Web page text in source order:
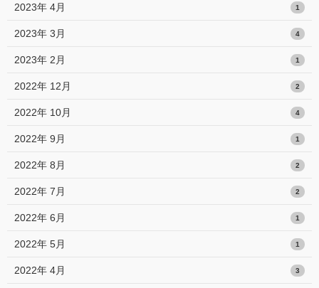
2023年 4月 1
2023年 3月 4
2023年 2月 1
2022年 12月 2
2022年 10月 4
2022年 9月 1
2022年 8月 2
2022年 7月 2
2022年 6月 1
2022年 5月 1
2022年 4月 3